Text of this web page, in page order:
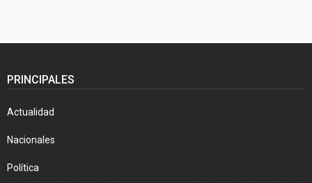
PRINCIPALES
Actualidad
Nacionales
Política